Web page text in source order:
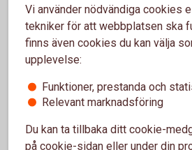
Nyckelkund
Bli Nyckelkund och få
vardagsekonomi.
Vi använder nödvändiga cookies
tekniker för att webbplatsen ska
finns även cookies du kan välja
upplevelse:
Funktioner, prestanda och
Relevant marknadsföring
Du kan ta tillbaka ditt cookie-
på cookie-sidan eller under din